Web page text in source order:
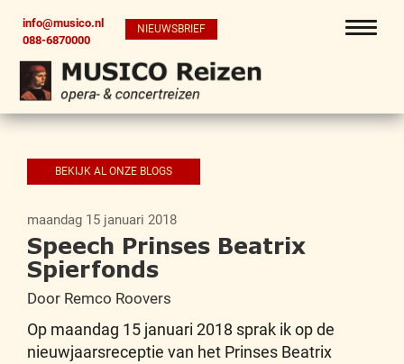
info@musico.nl
088-6870000
NIEUWSBRIEF
BEKIJK AL ONZE BLOGS
maandag 15 januari 2018
Speech Prinses Beatrix
Spierfonds
Door Remco Roovers
Op maandag 15 januari 2018 sprak ik op de
nieuwjaarsreceptie van het Prinses Beatrix